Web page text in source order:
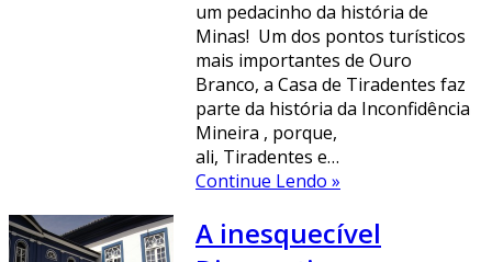
um pedacinho da história de
Minas! Um dos pontos turísticos
mais importantes de Ouro
Branco, a Casa de Tiradentes faz
parte da história da Inconfidência
Mineira , porque,
ali, Tiradentes e…
Continue Lendo »
A inesquecível